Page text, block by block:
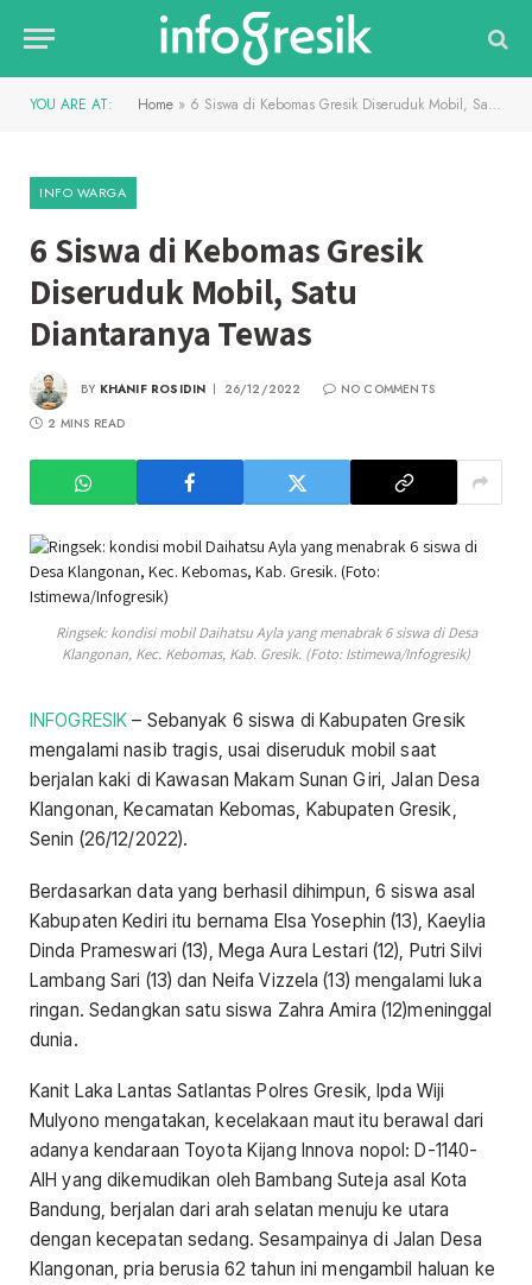
YOU ARE AT: Home » 6 Siswa di Kebomas Gresik Diseruduk Mobil, Satu Diantaranya Tewas
INFO WARGA
6 Siswa di Kebomas Gresik
Diseruduk Mobil, Satu
Diantaranya Tewas
BY KHANIF ROSIDIN 26/12/2022
NO COMMENTS
2 MINS READ
Ringsek: kondisi mobil Daihatsu Ayla yang menabrak 6 siswa di Desa
Klangonan, Kec. Kebomas, Kab. Gresik. (Foto: Istimewa/Infogresik)
INFOGRESIK – Sebanyak 6 siswa di Kabupaten Gresik
mengalami nasib tragis, usai diseruduk mobil saat
berjalan kaki di Kawasan Makam Sunan Giri, Jalan Desa
Klangonan, Kecamatan Kebomas, Kabupaten Gresik,
Senin (26/12/2022).
Berdasarkan data yang berhasil dihimpun, 6 siswa asal
Kabupaten Kediri itu bernama Elsa Yosephin (13), Kaeylia
Dinda Prameswari (13), Mega Aura Lestari (12), Putri Silvi
Lambang Sari (13) dan Neifa Vizzela (13) mengalami luka
ringan. Sedangkan satu siswa Zahra Amira (12)meninggal
dunia.
Kanit Laka Lantas Satlantas Polres Gresik, Ipda Wiji
Mulyono mengatakan, kecelakaan maut itu berawal dari
adanya kendaraan Toyota Kijang Innova nopol: D-1140-
AIH yang dikemudikan oleh Bambang Suteja asal Kota
Bandung, berjalan dari arah selatan menuju ke utara
dengan kecepatan sedang. Sesampainya di Jalan Desa
Klangonan, pria berusia 62 tahun ini mengambil haluan ke